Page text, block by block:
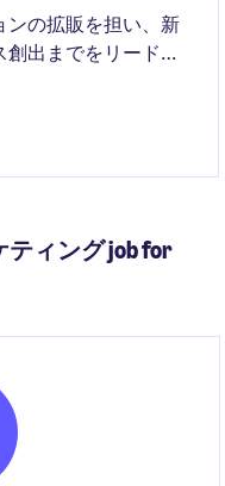
ンの拡販を担い、新
出までをリードし
長に貢献するポジ
ティング job for